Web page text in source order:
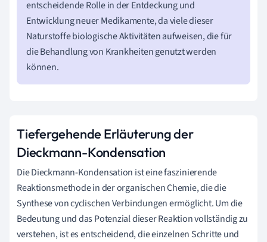
entscheidende Rolle in der Entdeckung und
Entwicklung neuer Medikamente, da viele dieser
Naturstoffe biologische Aktivitäten aufweisen, die für
die Behandlung von Krankheiten genutzt werden
können.
Tiefergehende Erläuterung der
Dieckmann-Kondensation
Die Dieckmann-Kondensation ist eine faszinierende
Reaktionsmethode in der organischen Chemie, die die
Synthese von cyclischen Verbindungen ermöglicht. Um die
Bedeutung und das Potenzial dieser Reaktion vollständig zu
verstehen, ist es entscheidend, die einzelnen Schritte und